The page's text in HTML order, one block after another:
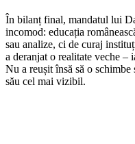
În bilanț final, mandatul lui
incomod: educația
sau analize, ci de curaj
a deranjat o realitate veche –
Nu a reușit însă să o schimbe
său cel mai vizibil.